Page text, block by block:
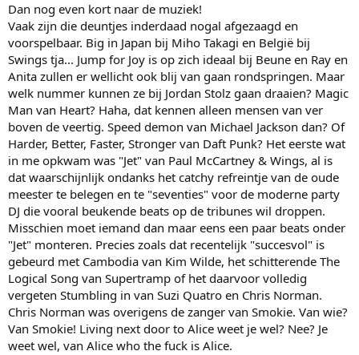
Dan nog even kort naar de muziek!
Vaak zijn die deuntjes inderdaad nogal afgezaagd en
voorspelbaar. Big in Japan bij Miho Takagi en België bij
Swings tja... Jump for Joy is op zich ideaal bij Beune en Ray en
Anita zullen er wellicht ook blij van gaan rondspringen. Maar
welk nummer kunnen ze bij Jordan Stolz gaan draaien? Magic
Man van Heart? Haha, dat kennen alleen mensen van ver
boven de veertig. Speed demon van Michael Jackson dan? Of
Harder, Better, Faster, Stronger van Daft Punk? Het eerste wat
in me opkwam was "Jet" van Paul McCartney & Wings, al is
dat waarschijnlijk ondanks het catchy refreintje van de oude
meester te belegen en te "seventies" voor de moderne party
DJ die vooral beukende beats op de tribunes wil droppen.
Misschien moet iemand dan maar eens een paar beats onder
"Jet" monteren. Precies zoals dat recentelijk "succesvol" is
gebeurd met Cambodia van Kim Wilde, het schitterende The
Logical Song van Supertramp of het daarvoor volledig
vergeten Stumbling in van Suzi Quatro en Chris Norman.
Chris Norman was overigens de zanger van Smokie. Van wie?
Van Smokie! Living next door to Alice weet je wel? Nee? Je
weet wel, van Alice who the fuck is Alice.